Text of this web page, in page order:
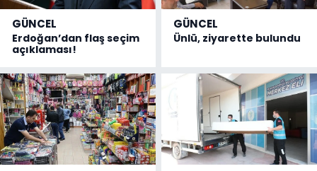
GÜNCEL
Erdoğan’dan flaş seçim
açıklaması!
GÜNCEL
Ünlü, ziyarette bulundu